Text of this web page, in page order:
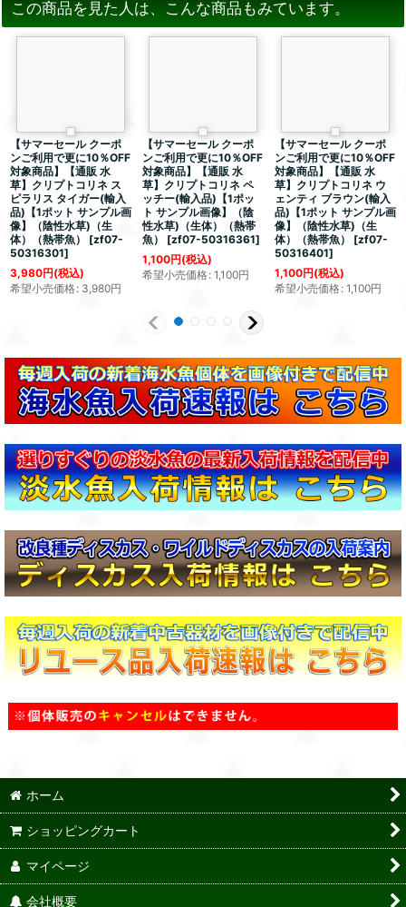
この商品を見た人は、こんな商品もみています。
【サマーセール クーポ
ンご利用で更に10％OFF
対象商品】【通販 水
草】クリプトコリネ ス
ピラリス タイガー(輸入
品)【1ポット サンプル画
像】（陰性水草)（生
体）（熱帯魚）
[zf07-
50316301]
3,980円(税込)
希望小売価格: 3,980円
【サマーセール クーポ
ンご利用で更に10％OFF
対象商品】【通販 水
草】クリプトコリネ ペ
ッチー(輸入品)【1ポッ
ト サンプル画像】（陰
性水草)（生体）（熱帯
魚）
[zf07-50316361]
1,100円(税込)
希望小売価格: 1,100円
【サマーセール クーポ
ンご利用で更に10％OFF
対象商品】【通販 水
草】クリプトコリネ ウ
ェンティ ブラウン(輸入
品)【1ポット サンプル画
像】（陰性水草)（生
体）（熱帯魚）
[zf07-
50316401]
1,100円(税込)
希望小売価格: 1,100円
ホーム
ショッピングカート
マイページ
会社概要